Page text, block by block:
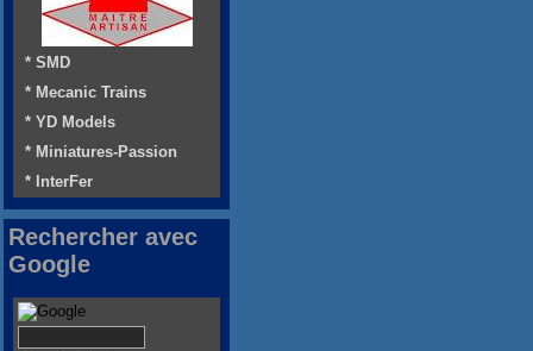
* SMD
* Mecanic Trains
* YD Models
* Miniatures-Passion
* InterFer
Rechercher avec
Google